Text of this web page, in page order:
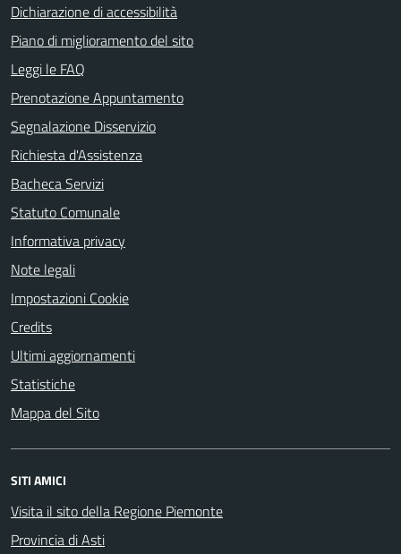
Dichiarazione di accessibilità
Piano di miglioramento del sito
Leggi le FAQ
Prenotazione Appuntamento
Segnalazione Disservizio
Richiesta d'Assistenza
Bacheca Servizi
Statuto Comunale
Informativa privacy
Note legali
Impostazioni Cookie
Credits
Ultimi aggiornamenti
Statistiche
Mappa del Sito
SITI AMICI
Visita il sito della Regione Piemonte
Provincia di Asti